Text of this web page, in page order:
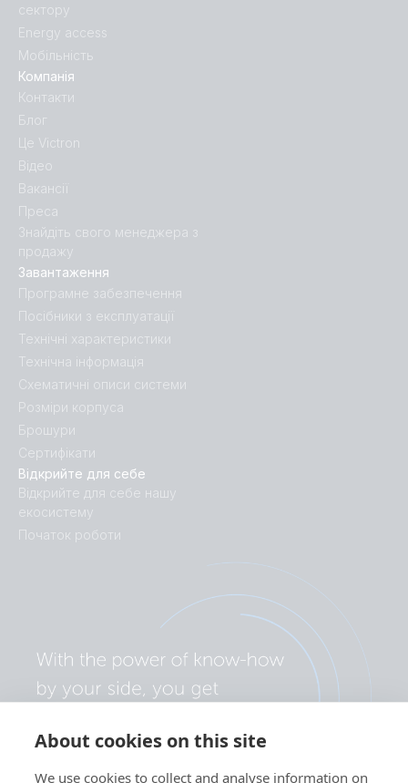
About cookies on this site
We use cookies to collect and analyse information on
Centaur Charger 24V 40A (3) 120-240V (conn open)
Centaur Charger 24V 40A (3) 120-240V (pcb conn)
Centaur Charger 24V 40A (3) 120-240V (right)
Відкрийте для себе
Відкрийте для себе нашу
екосистему
Початок роботи
Завантаження
Програмне забезпечення
Посібники з експлуатації
Технічні характеристики
Технічна інформація
Схематичні описи системи
Розміри корпуса
Брошури
Сертифікати
сектору
Energy access
Мобільність
Компанія
Контакти
Блог
Це Victron
Відео
Вакансії
Преса
Знайдіть свого менеджера з
продажу